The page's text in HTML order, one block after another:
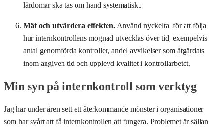
lärdomar ska tas om hand systematiskt.
Mät och utvärdera effekten. Använd nyckeltal för att följa
hur internkontrollens mognad utvecklas över tid, exempelvis
antal genomförda kontroller, andel avvikelser som åtgärdats
inom angiven tid och upplevd kvalitet i kontrollarbetet.
Min syn på internkontroll som verktyg
Jag har under åren sett ett återkommande mönster i organisationer
som har svårt att få internkontrollen att fungera. Problemet är sällan